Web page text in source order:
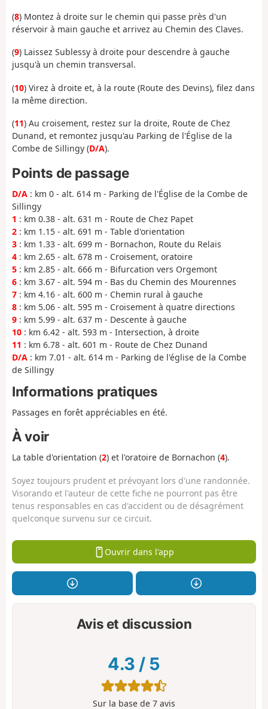
(8) Montez à droite sur le chemin qui passe près d'un
réservoir à main gauche et arrivez au Chemin des Claves.
(9) Laissez Sublessy à droite pour descendre à gauche
jusqu'à un chemin transversal.
(10) Virez à droite et, à la route (Route des Devins), filez dans
la même direction.
(11) Au croisement, restez sur la droite, Route de Chez
Dunand, et remontez jusqu'au Parking de l'Église de la
Combe de Sillingy (D/A).
Points de passage
D/A : km 0 - alt. 614 m - Parking de l'Église de la Combe de
Sillingy
1 : km 0.38 - alt. 631 m - Route de Chez Papet
2 : km 1.15 - alt. 691 m - Table d'orientation
3 : km 1.33 - alt. 699 m - Bornachon, Route du Relais
4 : km 2.65 - alt. 678 m - Croisement, oratoire
5 : km 2.85 - alt. 666 m - Bifurcation vers Orgemont
6 : km 3.67 - alt. 594 m - Bas du Chemin des Mourennes
7 : km 4.16 - alt. 600 m - Chemin rural à gauche
8 : km 5.06 - alt. 595 m - Croisement à quatre directions
9 : km 5.99 - alt. 637 m - Descente à gauche
10 : km 6.42 - alt. 593 m - Intersection, à droite
11 : km 6.78 - alt. 601 m - Route de Chez Dunand
D/A : km 7.01 - alt. 614 m - Parking de l'église de la Combe
de Sillingy
Informations pratiques
Passages en forêt appréciables en été.
À voir
La table d'orientation (2) et l'oratoire de Bornachon (4).
Soyez toujours prudent et prévoyant lors d'une randonnée.
Visorando et l'auteur de cette fiche ne pourront pas être
tenus responsables en cas d'accident ou de désagrément
quelconque survenu sur ce circuit.
Ouvrir dans l'app
Avis et discussion
4.3 / 5
Sur la base de 7 avis